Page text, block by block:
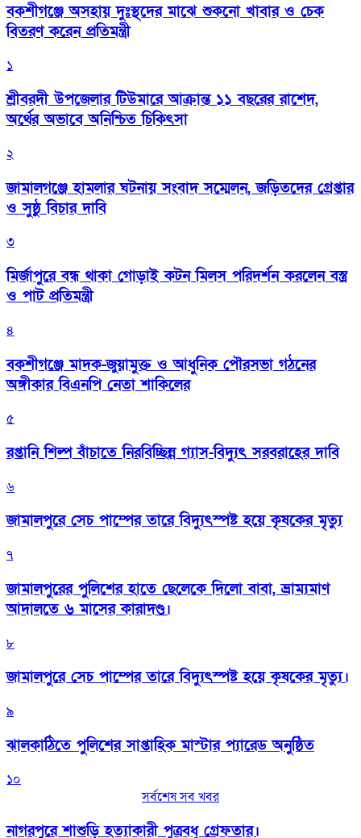
বকশীগঞ্জে অসহায় দুঃস্থদের মাঝে শুকনো খাবার ও চেক
বিতরণ করেন প্রতিমন্ত্রী
১
শ্রীবরদী উপজেলার টিউমারে আক্রান্ত ১১ বছরের রাশেদ,
অর্থের অভাবে অনিশ্চিত চিকিৎসা
২
জামালগঞ্জে হামলার ঘটনায় সংবাদ সম্মেলন, জড়িতদের গ্রেপ্তার
ও সুষ্ঠু বিচার দাবি
৩
মির্জাপুরে বন্ধ থাকা গোড়াই কটন মিলস পরিদর্শন করলেন বস্ত্র
ও পাট প্রতিমন্ত্রী
৪
বকশীগঞ্জে মাদক-জুয়ামুক্ত ও আধুনিক পৌরসভা গঠনের
অঙ্গীকার বিএনপি নেতা শাকিলের
৫
রপ্তানি শিল্প বাঁচাতে নিরবিচ্ছিন্ন গ্যাস-বিদ্যুৎ সরবরাহের দাবি
৬
জামালপুরে সেচ পাম্পের তারে বিদ্যুৎস্পষ্ট হয়ে কৃষকের মৃত্যু
৭
জামালপুরের পুলিশের হাতে ছেলেকে দিলো বাবা, ভ্রাম্যমাণ
আদালতে ৬ মাসের কারাদণ্ড।
৮
জামালপুরে সেচ পাম্পের তারে বিদ্যুৎস্পষ্ট হয়ে কৃষকের মৃত্যু।
৯
‎ঝালকাঠিতে পুলিশের সাপ্তাহিক মাস্টার প্যারেড অনুষ্ঠিত
১০
সর্বশেষ সব খবর
নাগরপুরে শাশুড়ি হত্যাকারী পুত্রবধু গ্রেফতার।